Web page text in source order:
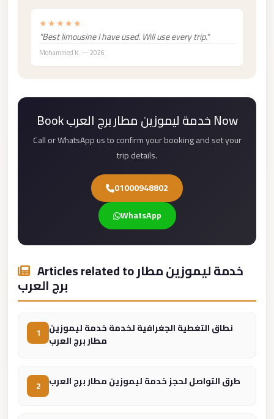
★★★★★
"Best limousine I have used. Will use every trip."
Mohammed K. — 2026
Book خدمة ليموزين مطار برج العرب Now
Call or WhatsApp us to confirm your booking and set your
trip details.
01000948802
WhatsApp
Articles related to خدمة ليموزين مطار
برج العرب
1
نطاق التغطية الجغرافية لخدمة خدمة ليموزين
مطار برج العرب
2 طرق التواصل لحجز خدمة ليموزين مطار برج العرب
Mercedes
Taxi
Matrouh
Mansoura
Madinaty
Limousine
Madinaty
Maadi
Limousine